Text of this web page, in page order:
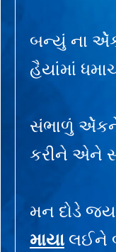
બન્યું ના
હૈયાંમાં
સંભાળું
કરીને એને
મન દોડે
માયા લઈને